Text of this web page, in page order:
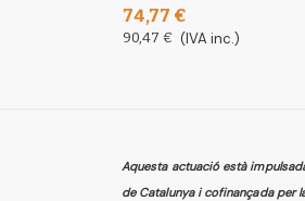
74,77 €
90,47 € (IVA inc.)
Aquesta actuació està
de Catalunya i cofinançada per